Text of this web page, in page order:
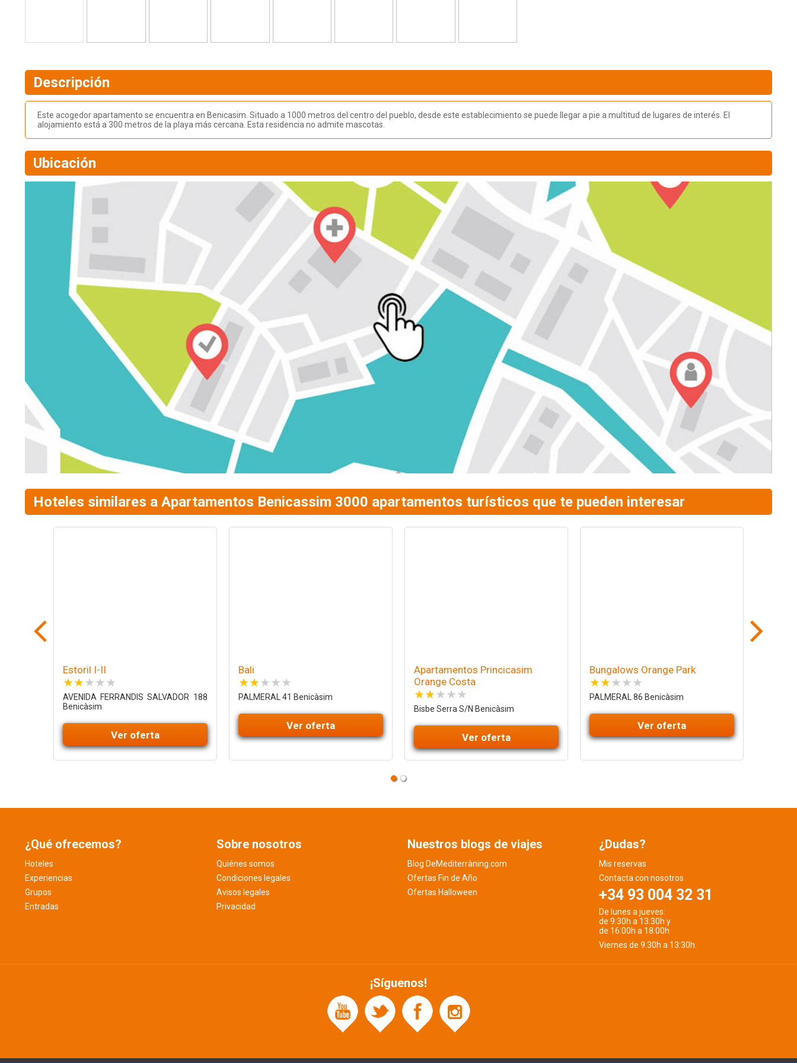
Descripción
Este acogedor apartamento se encuentra en Benicasim. Situado a 1000 metros del centro del pueblo, desde este establecimiento se puede llegar a pie a multitud de lugares de interés. El
alojamiento está a 300 metros de la playa más cercana. Esta residencia no admite mascotas.
Ubicación
Hoteles similares a Apartamentos Benicassim 3000 apartamentos turísticos que te pueden interesar
Estoril I-II
AVENIDA FERRANDIS SALVADOR 188
Benicàsim
Ver oferta
Bali
PALMERAL 41 Benicàsim
Ver oferta
Apartamentos Princicasim
Orange Costa
Bisbe Serra S/N Benicàsim
Ver oferta
Bungalows Orange Park
PALMERAL 86 Benicàsim
Ver oferta
¿Qué ofrecemos?
Hoteles
Experiencias
Grupos
Entradas
Sobre nosotros
Quiénes somos
Condiciones legales
Avisos legales
Privacidad
Nuestros blogs de viajes
Blog DeMediterràning.com
Ofertas Fin de Año
Ofertas Halloween
¿Dudas?
Mis reservas
Contacta con nosotros
+34 93 004 32 31
De lunes a jueves:
de 9:30h a 13:30h y
de 16:00h a 18:00h
Viernes de 9:30h a 13:30h.
¡Síguenos!